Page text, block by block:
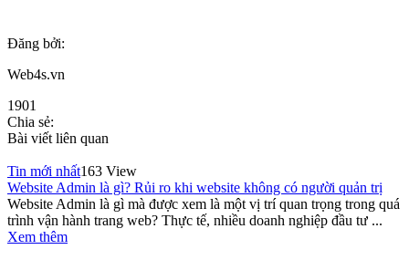
Đăng bởi:
Web4s.vn
1901
Chia sẻ:
Bài viết liên quan
Tin mới nhất163 View
Website Admin là gì? Rủi ro khi website không có người quản trị
Website Admin là gì mà được xem là một vị trí quan trọng trong quá
trình vận hành trang web? Thực tế, nhiều doanh nghiệp đầu tư ...
Xem thêm